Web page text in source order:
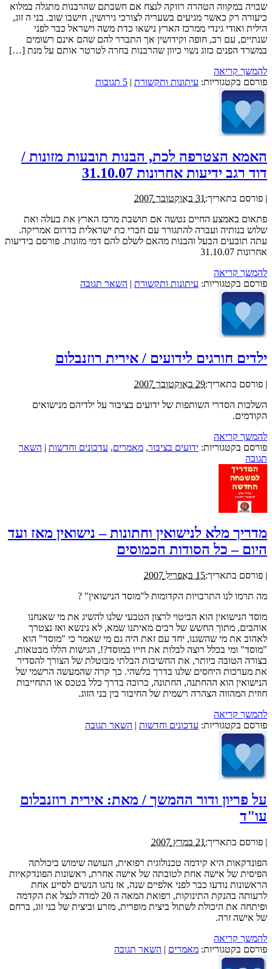
שבויה במקווה הטהרה רווקה לנצח אם חשבתם שהרבנות מתגלה במלוא
כיעורה רק כאשר מגיעים בשעריה לצורכי גירושין, חישבו שוב. בני ה זוג,
הילית ואודי גינדי ממרכז הארץ נישאו כדת משה וישראל כבר לפני
שנתיים, עם רב, חופה וקידושין אך התברר להם שהם אינם רשומים
במשרד הפנים כזוג נשוי כיוון שהרבנות בחרה לטרטר אותם על מנת […]
להמשך קריאה
פורסם בקטגוריות: עיתונות ותקשורת | 5 תגובות
האמא הצטרפה לכת, הבנות תובעות מזונות /
דוד רגב ידיעות אחרונות 31.10.07
| פורסם בתאריך:31 באוקטובר 2007
פתאום באמצע החיים נטשה אם תושבת מרכז הארץ את בעלה ואת
שלוש בנותיה ועברה להתגורר עם חברי כת ישראלית בדרום אמריקה.
עתה תובעים הבעל והבנות מהאם לשלם להם דמי מזונות. פורסם בידיעות
אחרונות 31.10.07
להמשך קריאה
פורסם בקטגוריות: עיתונות ותקשורת | השאר תגובה
ילדים חורגים לידועים / אירית רוזנבלום
| פורסם בתאריך:29 באוקטובר 2007
השלכות הסדרי השותפות של ידועים בציבור על ילדיהם מנישואים
הקודמים.
להמשך קריאה
פורסם בקטגוריות: ידועים בציבור, מאמרים, עדכונים וחדשות | השאר
תגובה
מדריך מלא לנישואין וחתונות – נישואין מאז ועד
היום – כל הסודות הכמוסים
| פורסם בתאריך:15 באפריל 2007
מה תרמו לנו התרבויות הקדומות ל"מוסד הנישואין" ?
מוסד הנישואין הוא הביטוי לרצון הטבעי שלנו להשיג את מי שאנחנו
אוהבים, מתוך החשש של רבים מאיתנו שמא, לא נינשא ואז נצטרך
לאהוב את מי שהשגנו, יחד עם זאת היה גם מי שאמר כי "מוסד" הוא
"מוסד" ומי בכלל רוצה לבלות את חייו במוסד?!, הגישות הללו מבטאות,
בצורה הטובה ביותר, את החשיבות הבלתי מבוטלת של הצורך להסדיר
את מערכות היחסים שלנו בדרך כלשהי. כך קרה שהמעשה הרשמי של
הנישואין הוא ההחתנה, החתונה, כרוכה בדרך כלל בטכס או התחייבות
חוזית המהווה הצהרה רשמית של החיבור בין בני הזוג.
להמשך קריאה
פורסם בקטגוריות: עדכונים וחדשות | השאר תגובה
על פריון ודור ההמשך / מאת: אירית רוזנבלום
עו"ד
| פורסם בתאריך: 21 במרץ 2007
הפונדקאות היא קידמה טכנולוגית רפואית, העושה שימוש ביכולתה
הפיסית של אישה אחת לטובתה של אישה אחרת, ראשונות הפונדקאיות
הראשונות נודעו כבר לפני אלפיים שנה, אז נהגו הנשים לסייע אחת
לרעותה בהנקת התינוקות, רפואת המאה ה 20 למדה לנצל את הקדמה
ופיתחה את היכולת לשתול ביצית מופרית, מזרע וביצית של בני זוג, ברחם
של אישה זרה.
להמשך קריאה
פורסם בקטגוריות: מאמרים | השאר תגובה